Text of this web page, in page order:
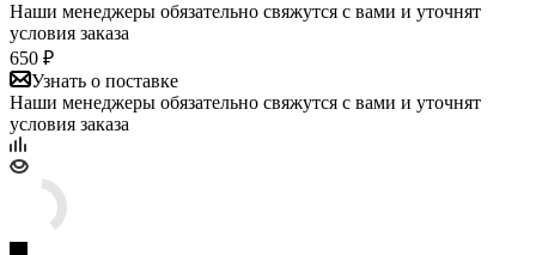
Наши менеджеры обязательно свяжутся с вами и уточнят
условия заказа
650 ₽
Узнать о поставке
Наши менеджеры обязательно свяжутся с вами и уточнят
условия заказа